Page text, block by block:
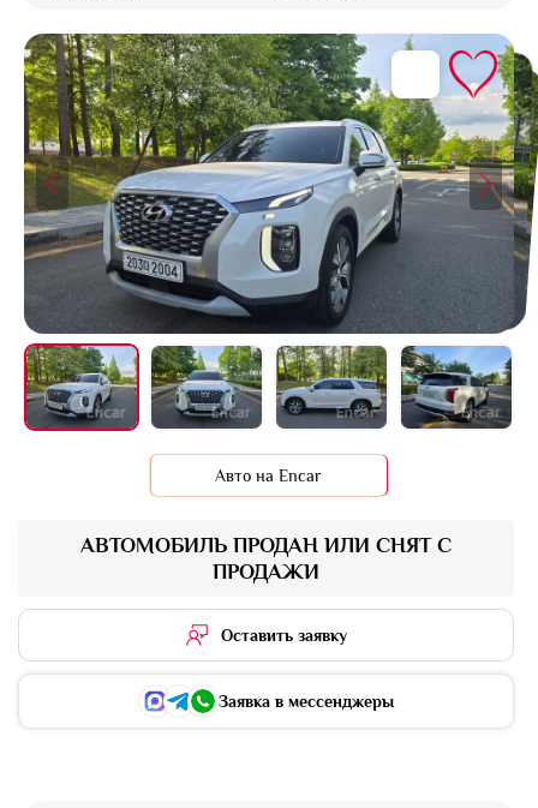
АВТОМОБИЛЬ ПРОДАН ИЛИ СНЯТ С
ПРОДАЖИ
Оставить заявку
Заявка в мессенджеры
Авто на Encar